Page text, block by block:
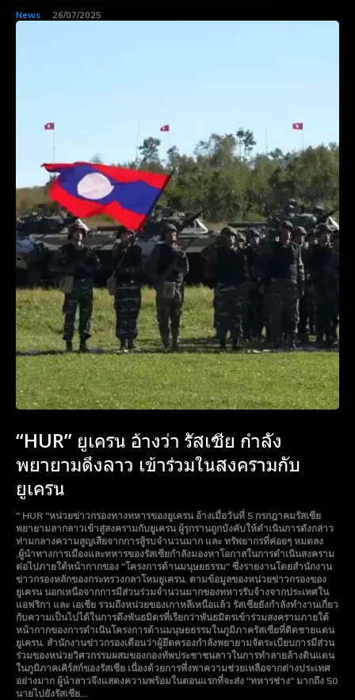
News 26/07/2025
“HUR” ยูเครน อ้างว่า รัสเซีย กำลัง
พยายามดึงลาว เข้าร่วมในสงครามกับ
ยูเครน
" HUR "หน่วยข่าวกรองทางทหารของยูเครน อ้างเมื่อวันที่ 5 กรกฎาคมรัสเซีย
พยายามลากลาวเข้าสู่สงครามกับยูเครน ผู้รุกรานถูกบังคับให้ดำเนินการดังกล่าว
ท่ามกลางความสูญเสียจากการสู้รบจำนวนมาก และ ทรัพยากรที่ค่อยๆ หมดลง
,ผู้นำทางการเมืองและทหารของรัสเซียกำลังมองหาโอกาสในการดำเนินสงคราม
ต่อไปภายใต้หน้ากากของ "โครงการด้านมนุษยธรรม" ซึ่งรายงานโดยสำนักงาน
ข่าวกรองหลักของกระทรวงกลาโหมยูเครน. ตามข้อมูลของหน่วยข่าวกรองของ
ยูเครน นอกเหนือจากการมีส่วนร่วมจำนวนมากของทหารรับจ้างจากประเทศใน
แอฟริกา และ เอเชีย รวมถึงหน่วยของเกาหลีเหนือแล้ว รัสเซียยังกำลังทำงานเกี่ยว
กับความเป็นไปได้ในการดึงพันธมิตรที่เรียกว่าพันธมิตรเข้าร่วมสงครามภายใต้
หน้ากากของการดำเนินโครงการด้านมนุษยธรรมในภูมิภาครัสเซียที่ติดชายแดน
ยูเครน. สำนักงานข่าวกรองเตือนว่าผู้ยึดครองกำลังพยายามจัดระเบียบการมีส่วน
ร่วมของหน่วยวิศวกรรมผสมของกองทัพประชาชนลาวในการทำลายล้างดินแดน
ในภูมิภาคเคิร์สก์ของรัสเซีย เนื่องด้วยการพึ่งพาความช่วยเหลือจากต่างประเทศ
อย่างมาก ผู้นำลาวจึงแสดงความพร้อมในตอนแรกที่จะส่ง "ทหารช่าง" มากถึง 50
นายไปยังรัสเซีย...